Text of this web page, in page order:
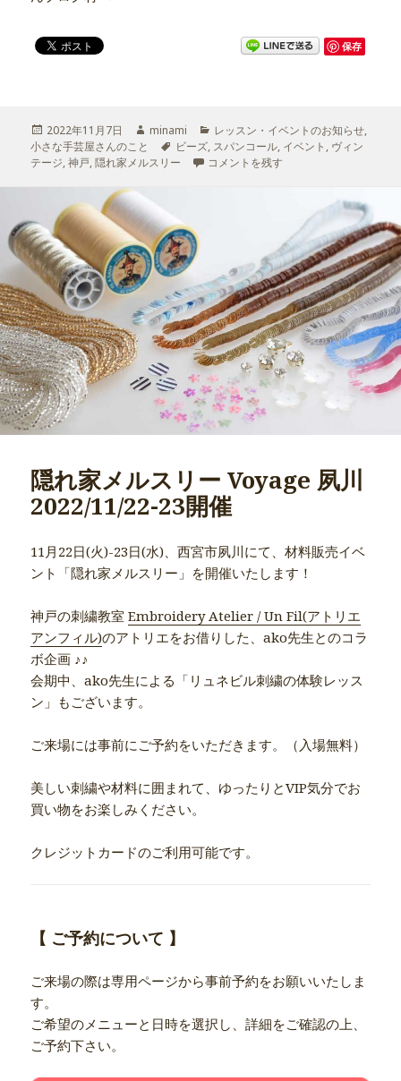
保存
投
稿
日:
2022年11月7日
作
者
minami
カ
テ
ゴ
レッスン・イベントのお知らせ,
小さな手芸屋さんのこと
タ
グ
ビーズ, スパンコール, イベント , ヴィン
テージ,神戸,隠れ家メルスリー
夙川、隠れ家メルスリー
コメントを残す
隠れ家メルスリー Voyage 夙川
2022/11/22-23開催
11月22日(火)-23日(水)、西宮市夙川にて、材料販売イベ
ント「隠れ家メルスリー」を開催いたします！
神戸の刺繍教室Embroidery Atelier / Un Fil(アトリエ
アンフィル)のアトリエをお借りした、ako先生とのコラ
ボ企画 ♪♪
会期中、ako先生による「リュネビル刺繍の体験レッス
ン」もございます。
ご来場には事前にご予約をいただきます。（入場無料）
美しい刺繍や材料に囲まれて、ゆったりとVIP気分でお
買い物をお楽しみください。
クレジットカードのご利用可能です。
【 ご予約について 】
ご来場の際は専用ページから事前予約をお願いいたしま
す。
ご希望のメニューと日時を選択し、詳細をご確認の上、
ご予約下さい。